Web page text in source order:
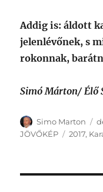
Addig is: áldott
jelenlévőnek, s
rokonnak,
Simó Márton/ Élő
Szerző
Simo Marton
JÖVŐKÉP
Címke
2017,